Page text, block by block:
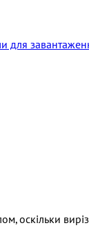
для
оскільки